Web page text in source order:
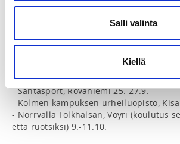
Salli valinta
Kiellä
tämän lisäksi osallistuja maksaa itse
majoitus- ja ruokakulut.
Ilmoittaudu yleisosalle oman lajiliittosi
Kauden 2026-2027 yleisosat:
- Vuokatti Sport, Vuokatti 18.-20.9.
- Santasport, Rovaniemi 25.-27.9.
- Kolmen kampuksen urheiluopisto,
- Norrvalla Folkhälsan, Vöyri (koulutus
että ruotsiksi) 9.-11.10.